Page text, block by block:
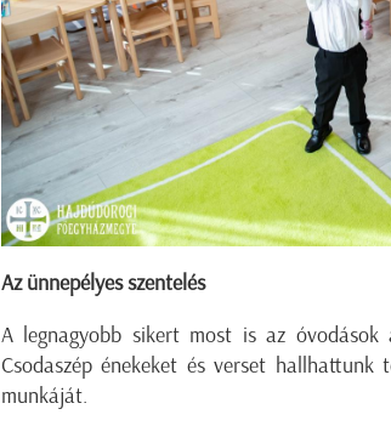
Az ünnepélyes szentelés
A legnagyobb sikert most is az
Csodaszép énekeket és verset
munkáját.